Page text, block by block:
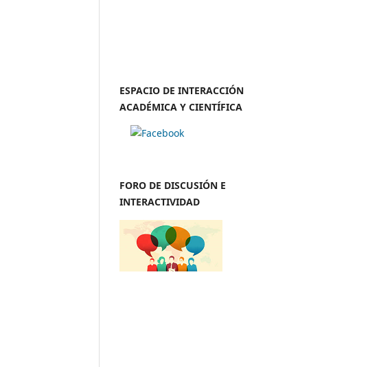
ESPACIO DE INTERACCIÓN
ACADÉMICA Y CIENTÍFICA
FORO DE DISCUSIÓN E
INTERACTIVIDAD